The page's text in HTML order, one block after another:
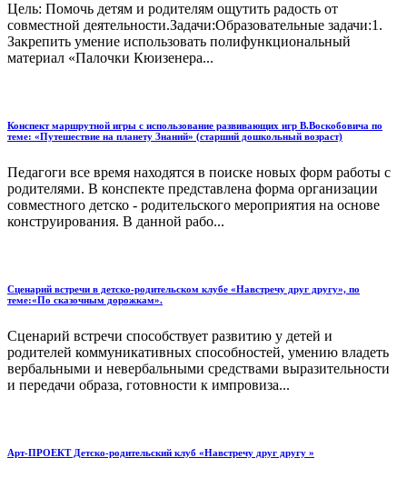
Цель: Помочь детям и родителям ощутить радость от
совместной деятельности.Задачи:Образовательные задачи:1.
Закрепить умение использовать полифункциональный
материал «Палочки Кюизенера...
Конспект маршрутной игры с использование развивающих игр В.Воскобовича по
теме: «Путешествие на планету Знаний» (старший дошкольный возраст)
Педагоги все время находятся в поиске новых форм работы с
родителями. В конспекте представлена форма организации
совместного детско - родительского мероприятия на основе
конструирования. В данной рабо...
Сценарий встречи в детско-родительском клубе «Навстречу друг другу», по
теме:«По сказочным дорожкам».
Сценарий встречи способствует развитию у детей и
родителей коммуникативных способностей, умению владеть
вербальными и невербальными средствами выразительности
и передачи образа, готовности к импровиза...
Арт-ПРОЕКТ Детско-родительский клуб «Навстречу друг другу »